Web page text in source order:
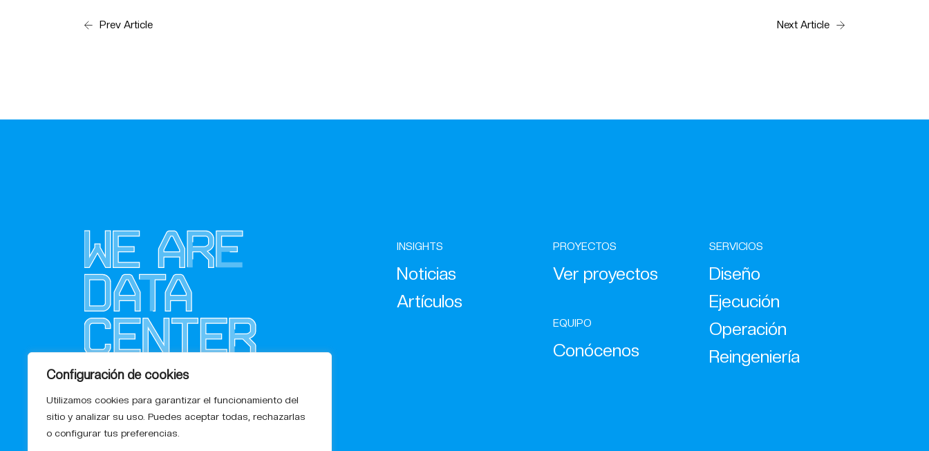
Configuración de cookies
Utilizamos cookies para garantizar el funcionamiento del
sitio y analizar su uso. Puedes aceptar todas, rechazarlas
o configurar tus preferencias.
Prev Article Next Article
INSIGHTS
Noticias
Artículos
PROYECTOS
Ver proyectos
EQUIPO
Conócenos
SERVICIOS
Diseño
Ejecución
Operación
Reingeniería